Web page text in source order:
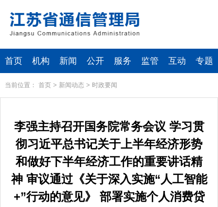
首页 机构 新闻 公开 服务 监管 互动 专题
当前位置： 首页 > 新闻动态 > 时政要闻
李强主持召开国务院常务会议 学习贯
彻习近平总书记关于上半年经济形势
和做好下半年经济工作的重要讲话精
神 审议通过《关于深入实施“人工智能
+”行动的意见》 部署实施个人消费贷